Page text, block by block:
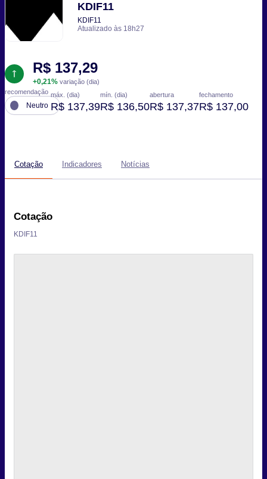
KDIF11
KDIF11
Atualizado às 18h27
R$ 137,29
+0,21% variação (dia)
recomendação
Neutro
máx. (dia)
R$ 137,39
mín. (dia)
R$ 136,50
abertura
R$ 137,37
fechamento
R$ 137,00
Cotação Indicadores Notícias
Cotação
KDIF11